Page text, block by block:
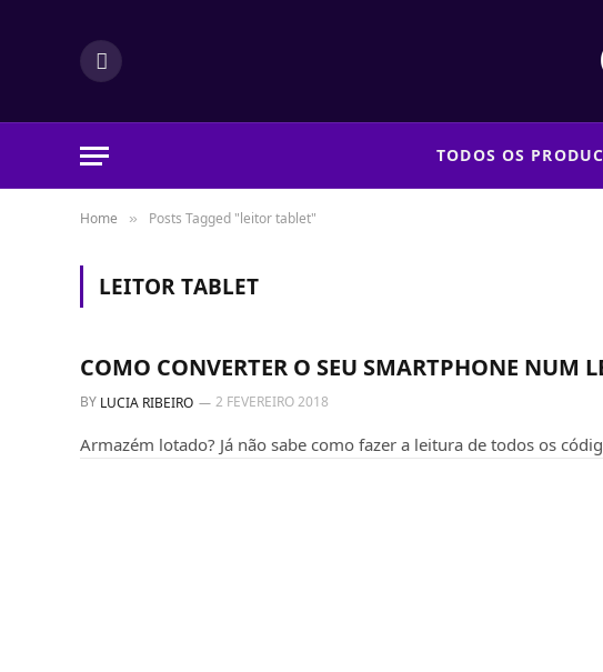
Facebook
TODOS OS
Home » Posts Tagged "leitor tablet"
LEITOR TABLET
COMO CONVERTER O SEU SMARTPHONE NUM
BY LUCIA RIBEIRO 2 FEVEREIRO 2018
Armazém lotado? Já não sabe como fazer a leitura de todos os